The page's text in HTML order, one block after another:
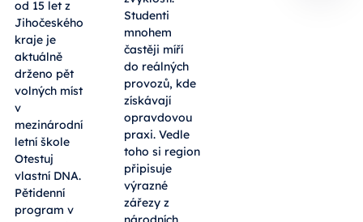
od 15 let z
Jihočeského
kraje je
aktuálně
drženo pět
volných míst
v
mezinárodní
letní škole
Otestuj
vlastní DNA.
Pětidenní
program v
Studenti
mnohem
častěji míří
do reálných
provozů, kde
získávají
opravdovou
praxi. Vedle
toho si region
připisuje
výrazné
zářezy z